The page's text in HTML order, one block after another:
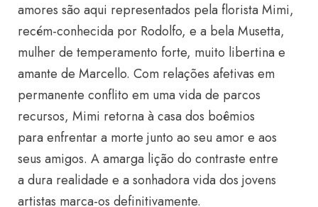
amores são aqui representados pela florista Mimi,
recém-conhecida por Rodolfo, e a bela Musetta,
mulher de temperamento forte, muito libertina e
amante de Marcello. Com relações afetivas em
permanente conflito em uma vida de parcos
recursos, Mimi retorna à casa dos boêmios
para enfrentar a morte junto ao seu amor e aos
seus amigos. A amarga lição do contraste entre
a dura realidade e a sonhadora vida dos jovens
artistas marca-os definitivamente.